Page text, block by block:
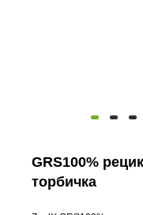
GRS100%
торбичка